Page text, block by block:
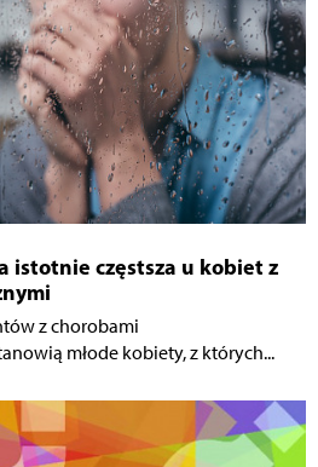
istotnie częstsza u kobiet z
z chorobami
młode kobiety, z których...